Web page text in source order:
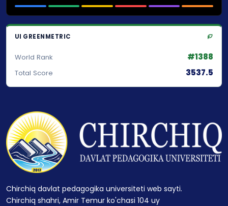
UI GREENMETRIC
World Rank #1388
Total Score 3537.5
Chirchiq davlat pedagogika universiteti web sayti.
Chirchiq shahri, Amir Temur ko'chasi 104 uy